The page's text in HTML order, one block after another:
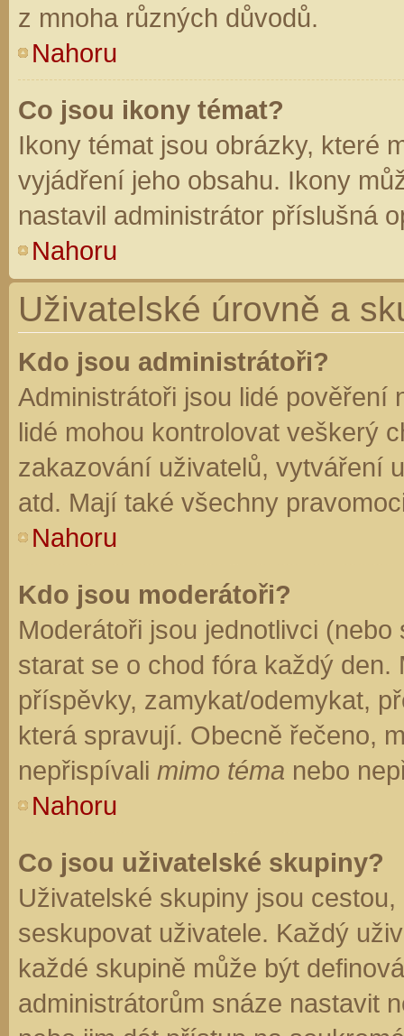
z mnoha různých důvodů.
Nahoru
Co jsou ikony témat?
Ikony témat jsou obrázky, které
vyjádření jeho obsahu. Ikony
nastavil administrátor příslušná
Nahoru
Uživatelské úrovně a
Kdo jsou administrátoři?
Administrátoři jsou lidé pověření
lidé mohou kontrolovat veškerý
zakazování uživatelů, vytváření
atd. Mají také všechny
Nahoru
Kdo jsou moderátoři?
Moderátoři jsou jednotlivci
starat se o chod fóra každý
příspěvky, zamykat/odemykat,
která spravují. Obecně řečeno,
nepřispívali mimo téma nebo
Nahoru
Co jsou uživatelské skupiny?
Uživatelské skupiny jsou
seskupovat uživatele. Každý
každé skupině může být
administrátorům snáze nastavit